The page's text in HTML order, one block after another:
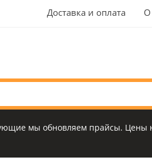
Доставка и оплата О
мы обновляем прайсы. Цены